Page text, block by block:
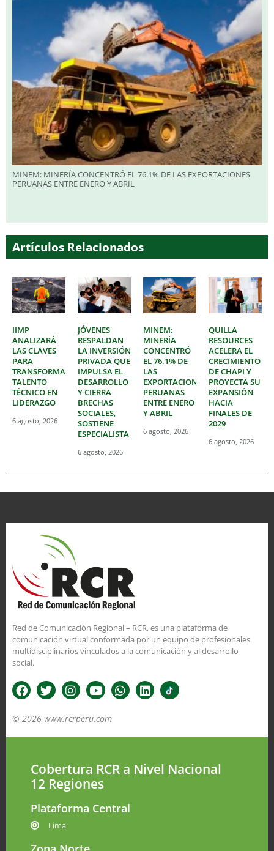
MINEM: MINERÍA CONCENTRÓ EL 76.1% DE LAS EXPORTACIONES
PERUANAS ENTRE ENERO Y ABRIL
Artículos Relacionados
IIMP
ANALIZARÁ
LAS CLAVES
PARA
TRANSFORMAR
TALENTO
TÉCNICO EN
LIDERAZGO
6 agosto, 2026
JÓVENES
RESPALDAN
LA INVERSIÓN
PRIVADA QUE
IMPULSA EL
DESARROLLO
Y CIERRA
BRECHAS
SOCIALES,
SOSTIENE
ESPECIALISTA
6 agosto, 2026
MINEM:
MINERÍA
CONCENTRÓ
EL 76.1% DE
LAS
EXPORTACIONES
PERUANAS
ENTRE ENERO
Y ABRIL
6 agosto, 2026
QUILLA
RESOURCES
ACELERA EL
CRECIMIENTO
DE CHAPI Y
PROYECTA SU
EXPANSIÓN
HACIA
FINALES DE
2029
6 agosto, 2026
Red de Comunicación Regional – RCR, es una plataforma de
comunicación virtual conformada por un equipo de profesionales
multidisciplinarios vinculados a la comunicación y al desarrollo
social.
© 2026 www.rcrperu.com
Cobertura RCR a Nivel Nacional
12 Regiones
Plataforma Central
Lima